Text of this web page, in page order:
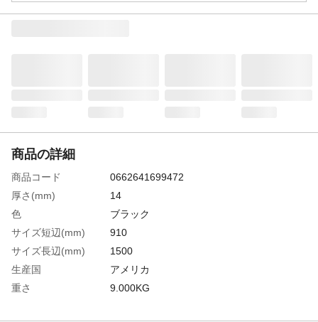
商品の詳細
商品コード
0662641699472
厚さ(mm)
14
色
ブラック
サイズ短辺(mm)
910
サイズ長辺(mm)
1500
生産国
アメリカ
重さ
9.000KG